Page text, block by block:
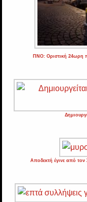
ΠΝΟ: Οριστική 24ωρη
Αποδεκτή έγινε από